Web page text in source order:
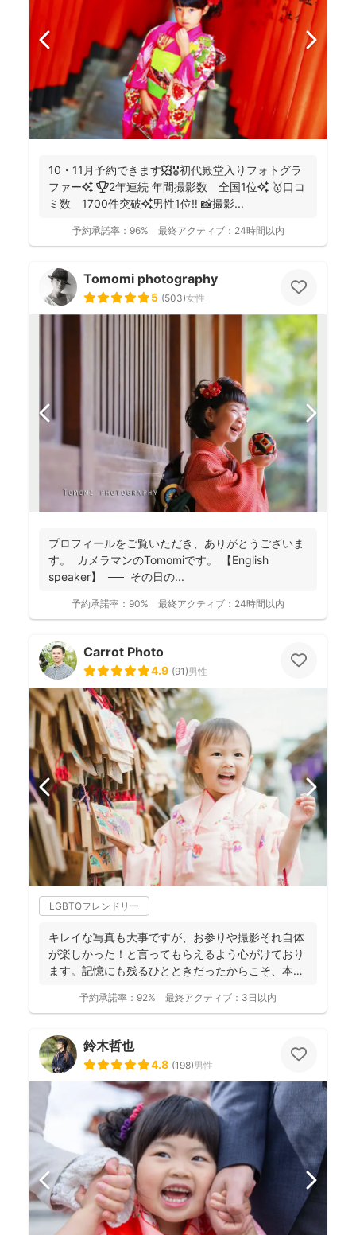
10・11月予約できます🍁🎖初代殿堂入りフォトグラ
ファー✨ 🏆2年連続 年間撮影数 全国1位✨ 🥇口コ
ミ数 1700件突破✨男性1位‼️ 📸撮影...
予約承諾率： 96% 最終アクティブ： 24時間以内
Tomomi photography
5 (503)女性
プロフィールをご覧いただき、ありがとうございま
す。 カメラマンのTomomiです。 【English
speaker】 ── その日の...
予約承諾率： 90% 最終アクティブ： 24時間以内
Carrot Photo
4.9 (91)男性
LGBTQフレンドリー
キレイな写真も大事ですが、お参りや撮影それ自体
が楽しかった！と言ってもらえるよう心がけており
ます。記憶にも残るひとときだったからこそ、本当
予約承諾率： 92% 最終アクティブ： 3日以内
鈴木哲也
4.8 (198)男性